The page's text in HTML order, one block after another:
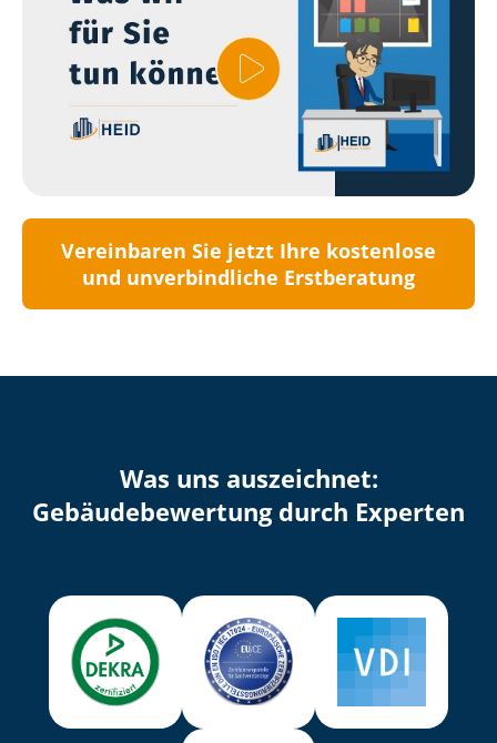
Vereinbaren Sie jetzt Ihre kostenlose
und unverbindliche Erstberatung
Was uns auszeichnet:
Ge­bäu­de­be­wer­tung durch Experten